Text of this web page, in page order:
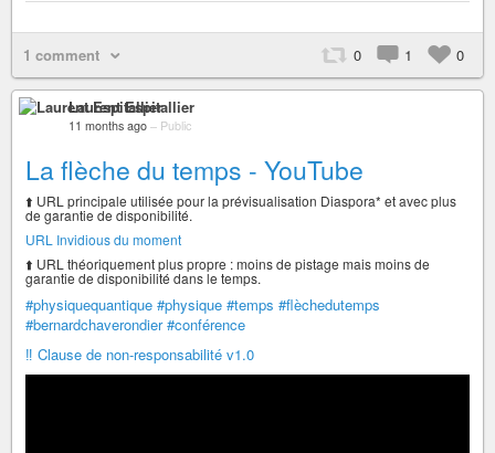
1 comment 0 1 0
Laurent Espitallier
11 months ago – Public
La flèche du temps - YouTube
⬆️ URL principale utilisée pour la prévisualisation Diaspora* et avec plus
de garantie de disponibilité.
URL Invidious du moment
⬆️ URL théoriquement plus propre : moins de pistage mais moins de
garantie de disponibilité dans le temps.
#physiquequantique #physique #temps #flèchedutemps
#bernardchaverondier #conférence
‼️ Clause de non-responsabilité v1.0